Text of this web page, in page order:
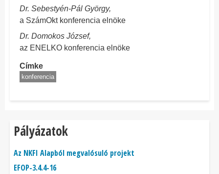
Dr. Sebestyén-Pál György,
a SzámOkt konferencia elnöke
Dr. Domokos József,
az ENELKO konferencia elnöke
Címke
konferencia
Pályázatok
Az NKFI Alapból megvalósuló projekt
EFOP-3.4.4-16